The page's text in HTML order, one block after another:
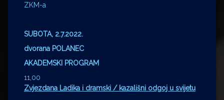
ZKM-a
SUBOTA, 2.7.2022.
dvorana POLANEC
AKADEMSKI PROGRAM
11,00
Zvjezdana Ladika i dramski / kazališni odgoj u svijetu